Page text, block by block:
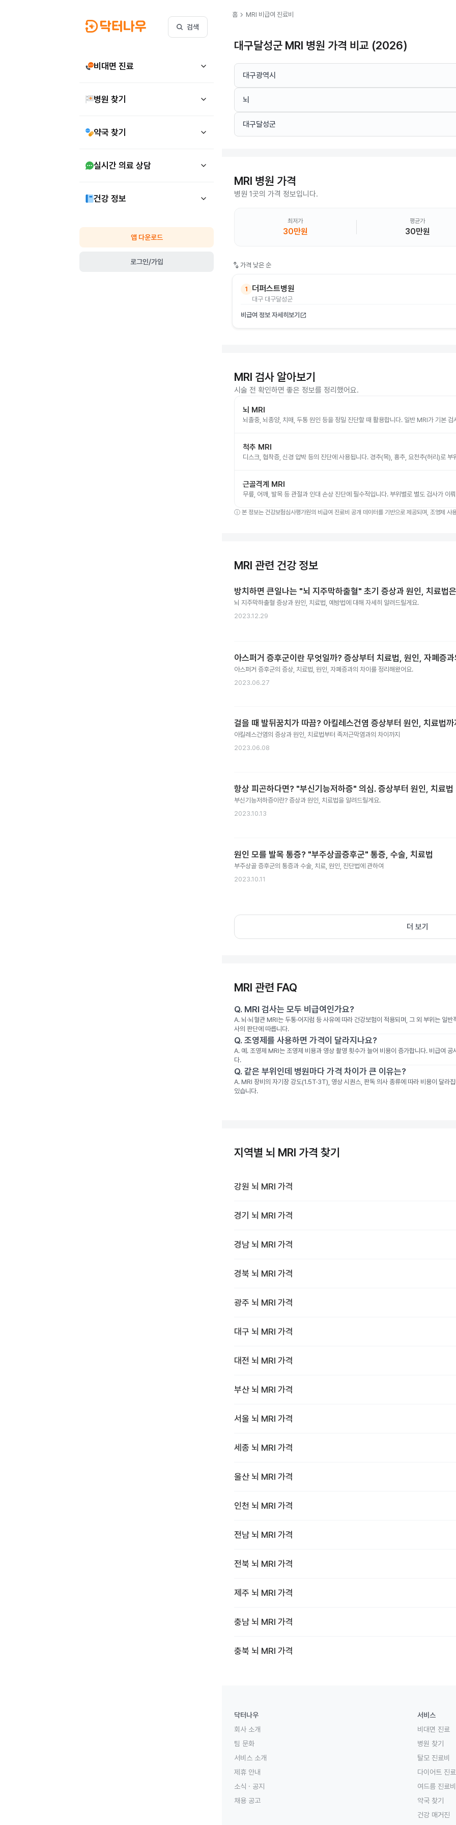
검색
비대면 진료
병원 찾기
약국 찾기
실시간 의료 상담
건강 정보
앱 다운로드
로그인/가입
홈 chevron_right MRI 비급여 진료비
대구달성군 MRI 병원 가격 비교 (2026)
대구광역시
뇌
대구달성군
MRI 병원 가격
병원 1곳의 가격 정보입니다.
최저가
30만원
평균가
30만원
swap_vert 가격 낮은 순
1 더퍼스트병원
대구 대구달성군
비급여 정보 자세히보기 open_in_new
MRI 검사 알아보기
시술 전 확인하면 좋은 정보를 정리했어요.
뇌 MRI
뇌졸중, 뇌종양, 치매, 두통 원인 등을 정밀 진단할 때 활용합니다. 일반 MRI가 기본 검
척추 MRI
디스크, 협착증, 신경 압박 등의 진단에 사용됩니다. 경추(목), 흉추, 요천추(허리)로 부
근골격계 MRI
무릎, 어깨, 발목 등 관절과 인대 손상 진단에 필수적입니다. 부위별로 별도 검사가 이
ⓘ 본 정보는 건강보험심사평가원의 비급여 진료비 공개 데이터를 기반으로 제공되며, 조영제
MRI 관련 건강 정보
방치하면 큰일나는 "뇌 지주막하출혈" 초기 증상과 원인, 치료법
뇌 지주막하출혈 증상과 원인, 치료법, 예방법에 대해 자세히 알려드릴게요.
2023.12.29
아스퍼거 증후군이란 무엇일까? 증상부터 치료법, 원인, 자폐증과
아스퍼거 증후군의 증상, 치료법, 원인, 자폐증과의 차이를 정리해왔어요.
2023.06.27
걸을 때 발뒤꿈치가 따끔? 아킬레스건염 증상부터 원인, 치료법까
아킬레스건염의 증상과 원인, 치료법부터 족저근막염과의 차이까지
2023.06.08
항상 피곤하다면? "부신기능저하증" 의심. 증상부터 원인, 치료법
부신기능저하증이란? 증상과 원인, 치료법을 알려드릴게요.
2023.10.13
원인 모를 발목 통증? "부주상골증후군" 통증, 수술, 치료법
부주상골 증후군의 통증과 수술, 치료, 원인, 진단법에 관하여
2023.10.11
더 보기
MRI 관련 FAQ
Q. MRI 검사는 모두 비급여인가요?
A. 뇌·뇌혈관 MRI는 두통·어지럼 등 사유에 따라 건강보험이 적용되며, 그 외 부위는 일
사의 판단에 따릅니다.
Q. 조영제를 사용하면 가격이 달라지나요?
A. 예. 조영제 MRI는 조영제 비용과 영상 촬영 횟수가 늘어 비용이 증가합니다. 비급여
다.
Q. 같은 부위인데 병원마다 가격 차이가 큰 이유는?
A. MRI 장비의 자기장 강도(1.5T·3T), 영상 시퀀스, 판독 의사 종류에 따라 비용이 달라
있습니다.
지역별 뇌 MRI 가격 찾기
강원 뇌 MRI 가격
경기 뇌 MRI 가격
경남 뇌 MRI 가격
경북 뇌 MRI 가격
광주 뇌 MRI 가격
대구 뇌 MRI 가격
대전 뇌 MRI 가격
부산 뇌 MRI 가격
서울 뇌 MRI 가격
세종 뇌 MRI 가격
울산 뇌 MRI 가격
인천 뇌 MRI 가격
전남 뇌 MRI 가격
전북 뇌 MRI 가격
제주 뇌 MRI 가격
충남 뇌 MRI 가격
충북 뇌 MRI 가격
닥터나우
회사 소개
팀 문화
서비스 소개
제휴 안내
소식 · 공지
채용 공고
서비스
비대면 진료
병원 찾기
탈모 진료비
다이어트 진료
여드름 진료비
약국 찾기
건강 매거진